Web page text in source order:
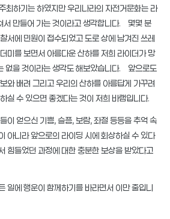
최하기는 하였지만 우리나라의 자전거문화는 라
서 만들어 가는 것이라고 생각합니다. 몇몇 분
서에 민원이 접수되었고 도로 상에 남겨진 쓰레
미를 보면서 아름다운 산하를 저희 라이더가 망
없을 것이라는 생각도 해보았습니다. 앞으로도
와 배려 그리고 우리의 산하를 아름답게 가꾸려
실 수 있으면 좋겠다는 것이 저희 바램입니다.
이 얻으신 기쁨, 슬픔, 보람, 좌절 등등을 추억 속
아니라 앞으로의 라이딩 시에 회상하실 수 있다
힘들었던 과정에 대한 충분한 보상을 받았다고
일에 행운이 함께하기를 바라면서 이만 줄입니